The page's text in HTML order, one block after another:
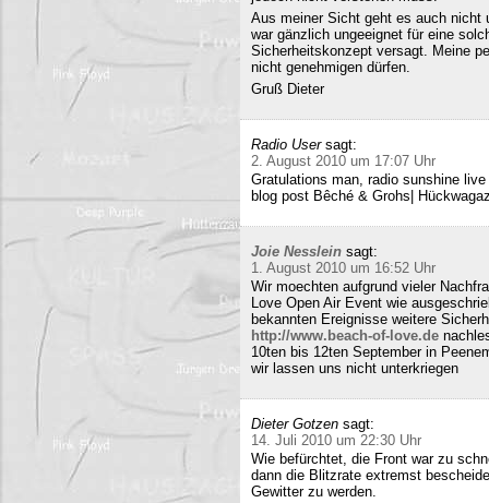
Aus meiner Sicht geht es auch nicht
war gänzlich ungeeignet für eine
Sicherheitskonzept versagt. Meine
nicht genehmigen dürfen.
Gruß Dieter
Radio User sagt:
2. August 2010 um 17:07 Uhr
Gratulations man, radio sunshine
blog post Bêché & Grohs|
Joie Nesslein sagt:
1. August 2010 um 16:52 Uhr
Wir moechten aufgrund vieler
Love Open Air Event wie
bekannten Ereignisse weitere
http://www.beach-of-love.de
10ten bis 12ten September in
wir lassen uns nicht unterkriegen
Dieter Gotzen sagt:
14. Juli 2010 um 22:30 Uhr
Wie befürchtet, die Front war zu
dann die Blitzrate extremst
Gewitter zu werden.